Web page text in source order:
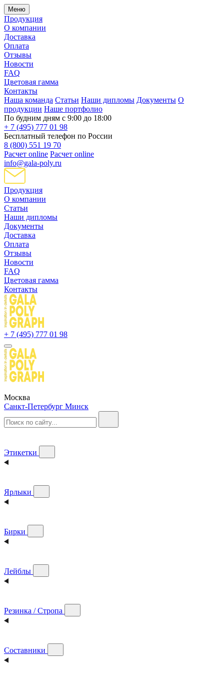
Меню
Продукция
О компании
Доставка
Оплата
Отзывы
Новости
FAQ
Цветовая гамма
Контакты
Наша команда Статьи Наши дипломы Документы О
продукции Наше портфолио
По будним дням с 9:00 до 18:00
+ 7 (495) 777 01 98
Бесплатный телефон по России
8 (800) 551 19 70
Расчет online Расчет online
info@gala-poly.ru
Продукция
О компании
Статьи
Наши дипломы
Документы
Доставка
Оплата
Отзывы
Новости
FAQ
Цветовая гамма
Контакты
+ 7 (495) 777 01 98
Москва
Санкт-Петербург Минск
Этикетки
Ярлыки
Бирки
Лейблы
Резинка / Стропа
Составники